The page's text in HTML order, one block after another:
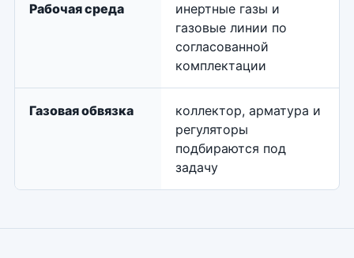
Рабочая среда
инертные газы и
газовые линии по
согласованной
комплектации
Газовая обвязка
коллектор, арматура и
регуляторы
подбираются под
задачу